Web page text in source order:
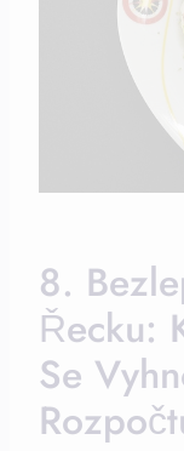
8.
Řecku:
Se